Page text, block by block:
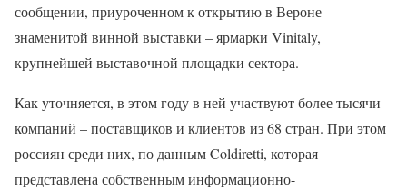
сообщении, приуроченном к открытию в Вероне
знаменитой винной выставки – ярмарки Vinitaly,
крупнейшей выставочной площадки сектора.
Как уточняется, в этом году в ней участвуют более тысячи
компаний – поставщиков и клиентов из 68 стран. При этом
россиян среди них, по данным Coldiretti, которая
представлена собственным информационно-